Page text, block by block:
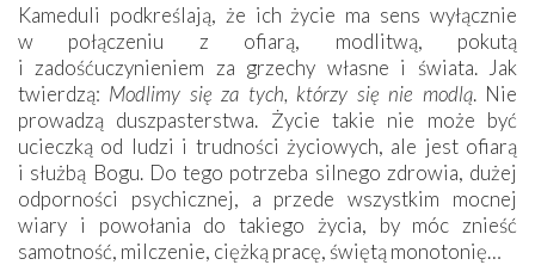
Kameduli podkreślają, że ich życie ma sens wyłącznie
w połączeniu z ofiarą, modlitwą, pokutą
i zadośćuczynieniem za grzechy własne i świata. Jak
twierdzą: Modlimy się za tych, którzy się nie modlą. Nie
prowadzą duszpasterstwa. Życie takie nie może być
ucieczką od ludzi i trudności życiowych, ale jest ofiarą
i służbą Bogu. Do tego potrzeba silnego zdrowia, dużej
odporności psychicznej, a przede wszystkim mocnej
wiary i powołania do takiego życia, by móc znieść
samotność, milczenie, ciężką pracę, świętą monotonię…